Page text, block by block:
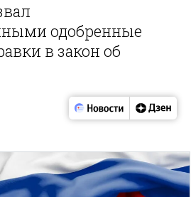
одобренные
в закон об